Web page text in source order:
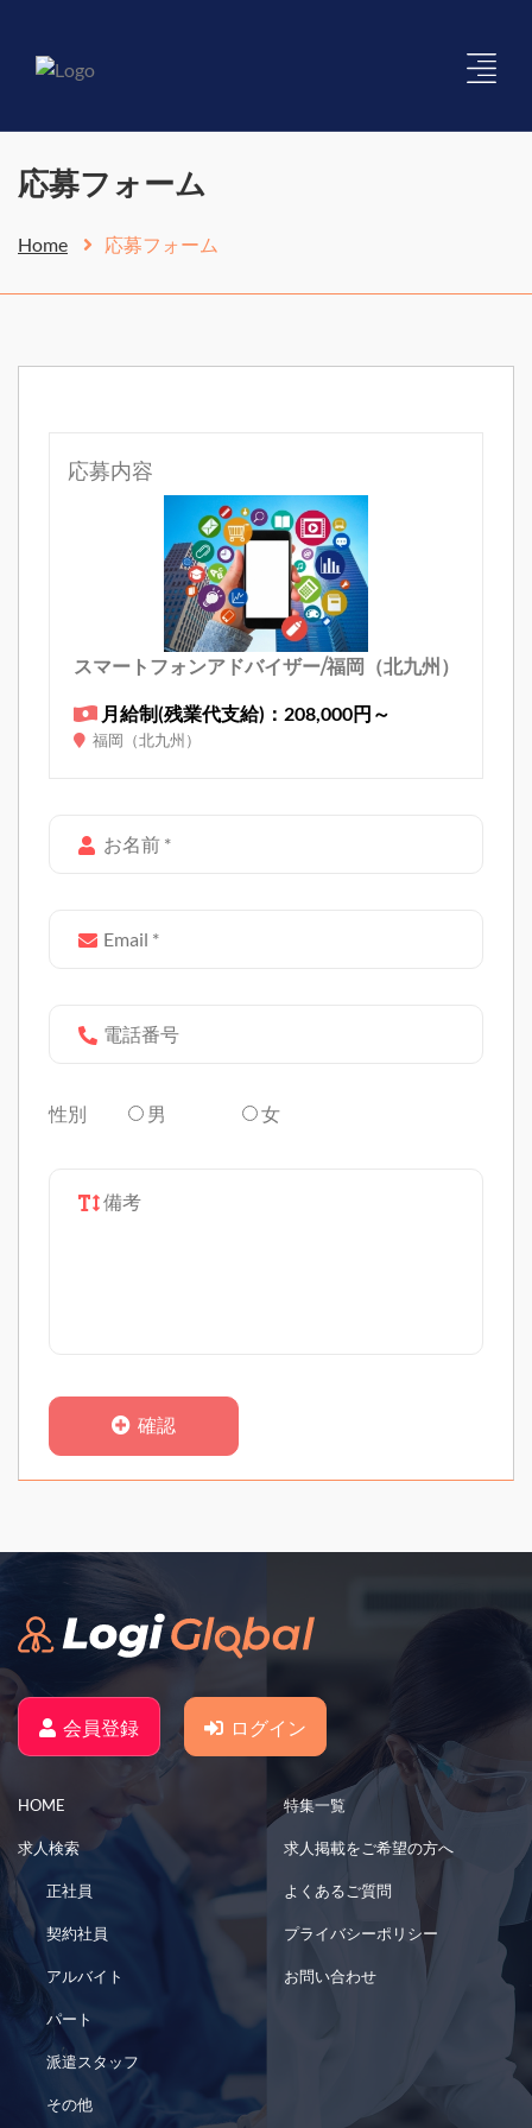
応募フォーム
Home 応募フォーム
応募内容
スマートフォンアドバイザー/福岡（北九州）
月給制(残業代支給)：208,000円～
福岡（北九州）
性別 男 女
確認
会員登録 ログイン
HOME
求人検索
正社員
契約社員
アルバイト
パート
派遣スタッフ
その他
特集一覧
求人掲載をご希望の方へ
よくあるご質問
プライバシーポリシー
お問い合わせ